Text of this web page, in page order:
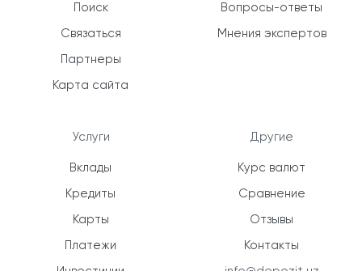
Поиск
Связаться
Партнеры
Карта сайта
Услуги
Вклады
Кредиты
Карты
Платежи
Вопросы-ответы
Мнения экспертов
Другие
Курс валют
Сравнение
Отзывы
Контакты